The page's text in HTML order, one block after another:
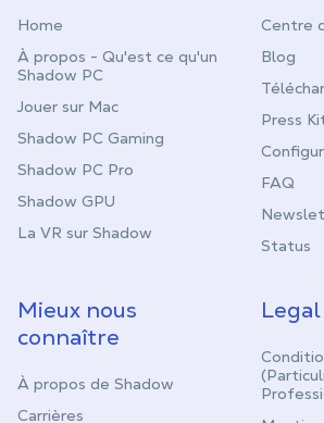
Home
À propos - Qu'est ce qu'un
Shadow PC
Jouer sur Mac
Shadow PC Gaming
Shadow PC Pro
Shadow GPU
La VR sur Shadow
Centre
Blog
Press
FAQ
Status
Mieux nous
connaître
À propos de Shadow
Carrières
Legal